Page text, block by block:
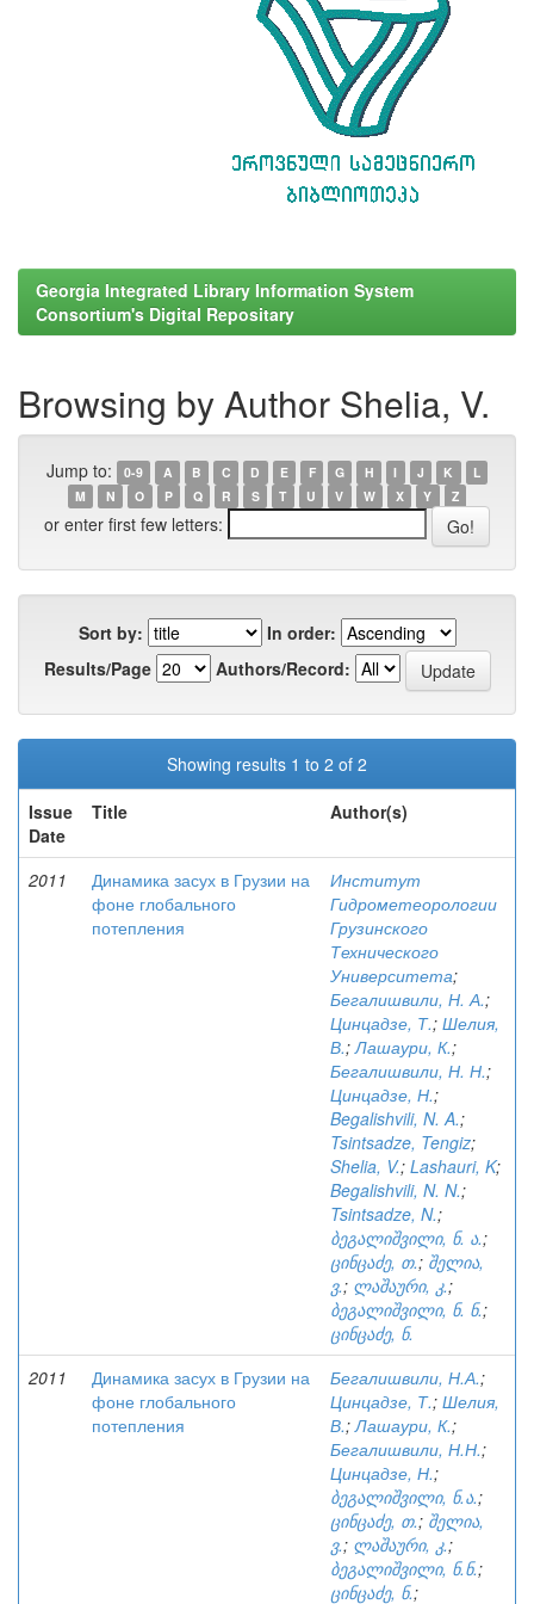
Georgia Integrated Library Information System
Consortium's Digital Repositary
Browsing by Author Shelia, V.
Jump to: 0-9 A B C D E F G H I J K
L
M
N O P Q R S T U V W X Y Z
or enter first few letters:
Sort by:
In order:
Results/Page
Authors/Record:
Showing results 1 to 2 of 2
Issue
Date
Title Author(s)
2011
Динамика засух в Грузии на
фоне глобального
потепления
Институт
Гидрометеорологии
Грузинского
Технического
Университета;
Бегалишвили, Н. А.;
Цинцадзе, Т.; Шелия,
В.;Лашаури, К.;
Бегалишвили, Н. Н.;
Цинцадзе, Н.;
Begalishvili, N. A.;
Tsintsadze, Tengiz;
Shelia, V.; Lashauri, K;
Begalishvili, N. N.;
Tsintsadze, N.;
ბეგალიშვილი, ნ. ა.;
ცინცაძე, თ.; შელია,
ვ.; ლაშაური, კ.;
ბეგალიშვილი, ნ. ნ.;
ცინცაძე, ნ.
2011
Динамика засух в Грузии на
фоне глобального
потепления
Бегалишвили, Н.А.;
Цинцадзе, Т.; Шелия,
В.;Лашаури, К.;
Бегалишвили, Н.Н.;
Цинцадзе, Н.;
ბეგალიშვილი, ნ.ა.;
ცინცაძე, თ.; შელია,
ვ.; ლაშაური, კ.;
ბეგალიშვილი, ნ.ნ.;
ცინცაძე, ნ.;